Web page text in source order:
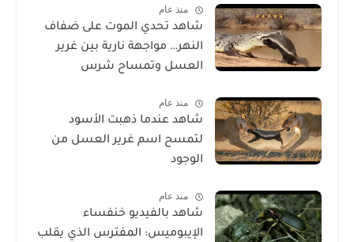
منذ عام
شاهد تحدي الموت على ضفاف
النهر… مواجهة نارية بين غرير
العسل وتمساح شرس
منذ عام
شاهد عندما ذهبت الأسود
لتمسح اسم غرير العسل من
الوجود
منذ عام
شاهد بالفيديو خنفساء
الإيبوميس: المفترس الذي يقلب